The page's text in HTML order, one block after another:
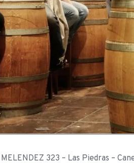
323 – Las Piedras –